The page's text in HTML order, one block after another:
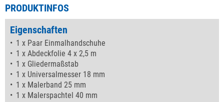
PRODUKTINFOS
Eigenschaften
1 x Paar Einmalhandschuhe
1 x Abdeckfolie 4 x 2,5 m
1 x Gliedermaßstab
1 x Universalmesser 18 mm
1 x Malerband 25 mm
1 x Malerspachtel 40 mm